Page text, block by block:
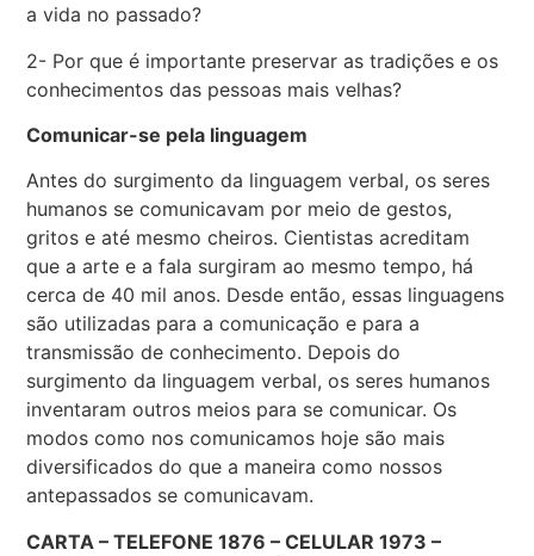
a vida no passado?
2- Por que é importante preservar as tradições e os
conhecimentos das pessoas mais velhas?
Comunicar-se pela linguagem
Antes do surgimento da linguagem verbal, os seres
humanos se comunicavam por meio de gestos,
gritos e até mesmo cheiros. Cientistas acreditam
que a arte e a fala surgiram ao mesmo tempo, há
cerca de 40 mil anos. Desde então, essas linguagens
são utilizadas para a comunicação e para a
transmissão de conhecimento. Depois do
surgimento da linguagem verbal, os seres humanos
inventaram outros meios para se comunicar. Os
modos como nos comunicamos hoje são mais
diversificados do que a maneira como nossos
antepassados se comunicavam.
CARTA – TELEFONE 1876 – CELULAR 1973 –